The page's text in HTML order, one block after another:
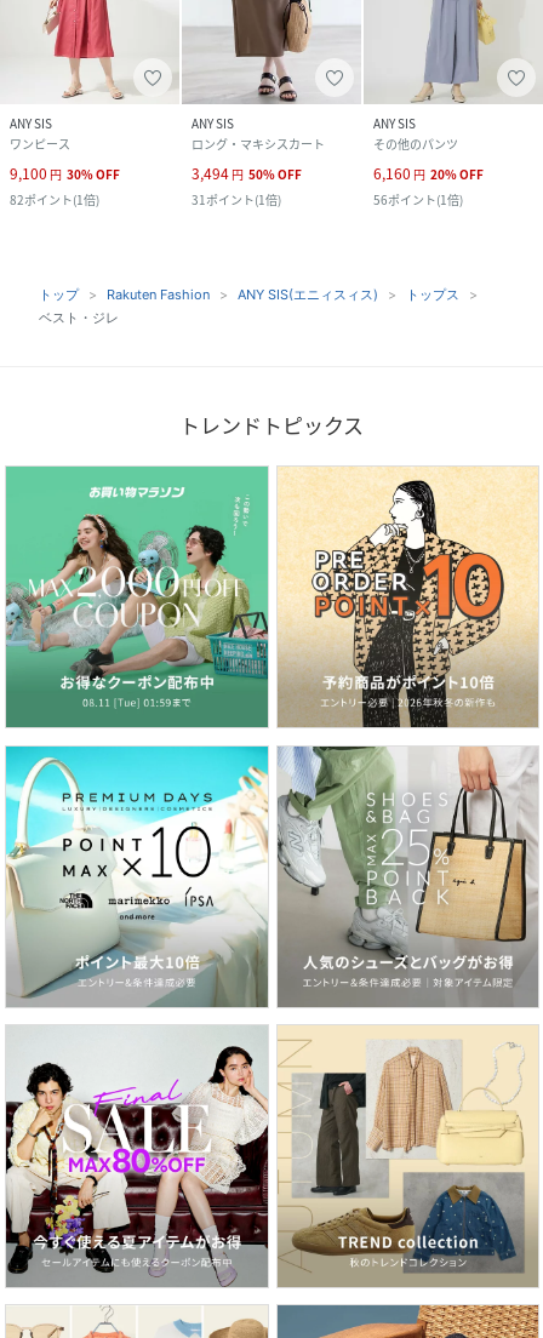
ANY SIS
ワンピース
9,100 円 30%OFF
82ポイント(1倍)
ANY SIS
ロング・マキシスカート
3,494 円 50%OFF
31ポイント(1倍)
ANY SIS
その他のパンツ
6,160 円 20%OFF
56ポイント(1倍)
トップ Rakuten Fashion ANY SIS(エニィスィス)
トップス
ベスト・ジレ
トレンドトピックス